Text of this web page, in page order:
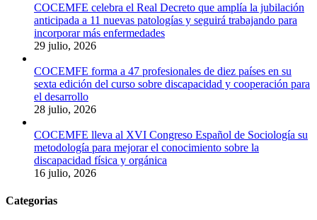
COCEMFE celebra el Real Decreto que amplía la jubilación
anticipada a 11 nuevas patologías y seguirá trabajando para
incorporar más enfermedades
29 julio, 2026
COCEMFE forma a 47 profesionales de diez países en su
sexta edición del curso sobre discapacidad y cooperación para
el desarrollo
28 julio, 2026
COCEMFE lleva al XVI Congreso Español de Sociología su
metodología para mejorar el conocimiento sobre la
discapacidad física y orgánica
16 julio, 2026
Categorias